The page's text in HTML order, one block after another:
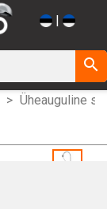
|
search
Üheauguline